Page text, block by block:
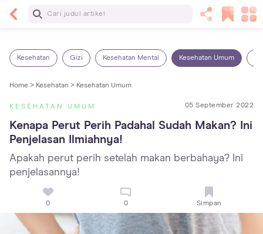
Baca Selanjutnya
Kesehatan Gizi Kesehatan Mental Kesehatan Umum
Home > Kesehatan > Kesehatan Umum
KESEHATAN UMUM 05 September 2022
Kenapa Perut Perih Padahal Sudah Makan? Ini
Penjelasan Ilmiahnya!
Apakah perut perih setelah makan berbahaya? Ini
penjelasannya!
0 0 Simpan